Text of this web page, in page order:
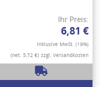
Ihr Preis:
6,81 €
Inklusive MwSt. (19%)
(net. 5,72 €) zzgl. Versandkosten